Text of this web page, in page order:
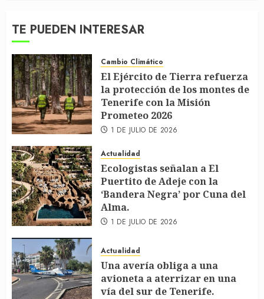
TE PUEDEN INTERESAR
Cambio Climático
El Ejército de Tierra refuerza
la protección de los montes de
Tenerife con la Misión
Prometeo 2026
1 DE JULIO DE 2026
Actualidad
Ecologistas señalan a El
Puertito de Adeje con la
‘Bandera Negra’ por Cuna del
Alma.
1 DE JULIO DE 2026
Actualidad
Una avería obliga a una
avioneta a aterrizar en una
vía del sur de Tenerife.